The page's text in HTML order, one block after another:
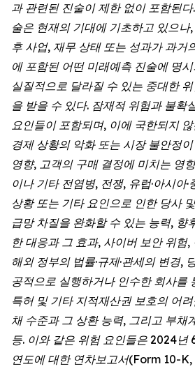
과 관련된 진술이 제한 없이 포함된
술은 현재의 기대에 기초하고 있으나
후 사업, 재무 상태 또는 성과가 과거
에 포함된 어떤 미래예측 진술에 명
실질적으로 달라질 수 있는 중대한
을 받을 수 있다. 잠재적 위험과 불확
요인들이 포함되며, 이에 국한되지
경제 상황의 악화 또는 시장 불안정
영향, 고객의 구매 결정에 미치는 영
이나 기타 전염병, 전쟁, 유럽·아시아
상황 또는 기타 요인으로 인한 당사
급망 차질을 완화할 수 있는 능력, 향
한 대응과 그 효과, 사이버 보안 위험
해외 정부의 법률·규제·관세의 변경,
공적으로 실행하거나 인수한 회사를
특허 및 기타 지적재산권 보호의 어
채 수준과 그 상환 능력, 그리고 부채
등. 이와 같은 위험 요인들은 2024년
연도에 대한 연차보고서(Form 10-